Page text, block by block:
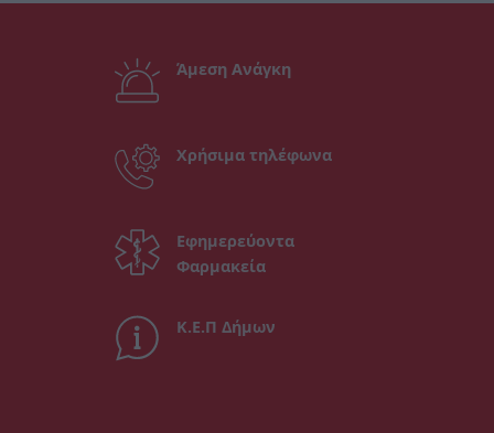
Άμεση Ανάγκη
Χρήσιμα τηλέφωνα
Εφημερεύοντα
Φαρμακεία
Κ.Ε.Π Δήμων